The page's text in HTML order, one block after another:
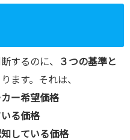
するのに、
３つの基準と
ます。それは、
ー希望価格
る価格
している価格